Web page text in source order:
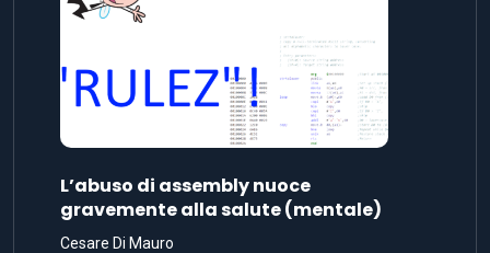
L’abuso di assembly nuoce
gravemente alla salute (mentale)
Cesare Di Mauro